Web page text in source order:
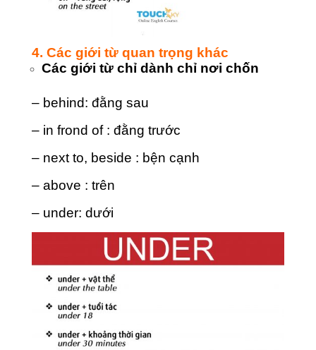
4. Các giới từ quan trọng khác
Các giới từ chỉ dành chỉ nơi chốn
– behind: đằng sau
– in frond of : đằng trước
– next to, beside : bện cạnh
– above : trên
– under: dưới